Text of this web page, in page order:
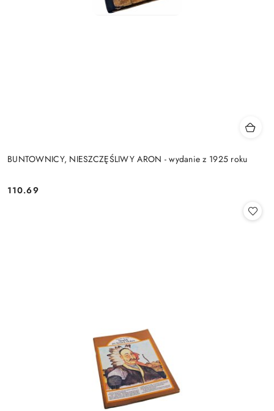
BUNTOWNICY, NIESZCZĘŚLIWY ARON - wydanie z 1925 roku
Cena:
110.69